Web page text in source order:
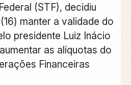
(STF), decidiu
manter a validade do
presidente Luiz Inácio
as alíquotas do
Financeiras